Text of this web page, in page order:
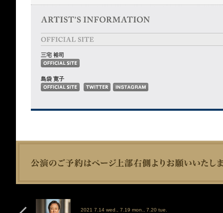
三宅 裕司
島袋 寛子
2021 7.14 wed., 7.19 mon., 7.20 tue.